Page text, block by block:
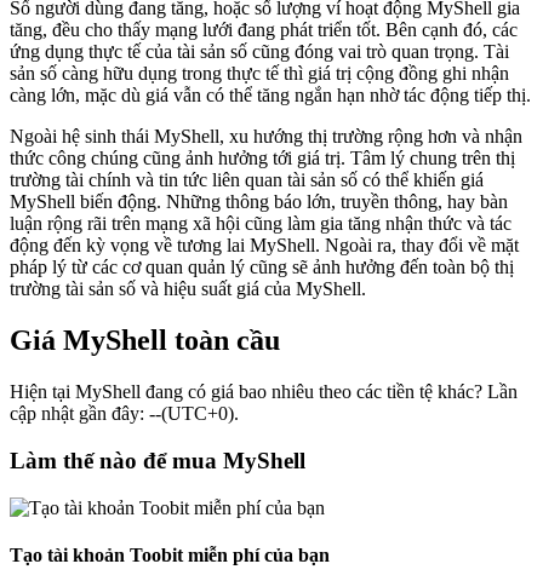
Số người dùng đang tăng, hoặc số lượng ví hoạt động MyShell gia
tăng, đều cho thấy mạng lưới đang phát triển tốt. Bên cạnh đó, các
ứng dụng thực tế của tài sản số cũng đóng vai trò quan trọng. Tài
sản số càng hữu dụng trong thực tế thì giá trị cộng đồng ghi nhận
càng lớn, mặc dù giá vẫn có thể tăng ngắn hạn nhờ tác động tiếp thị.
Ngoài hệ sinh thái MyShell, xu hướng thị trường rộng hơn và nhận
thức công chúng cũng ảnh hưởng tới giá trị. Tâm lý chung trên thị
trường tài chính và tin tức liên quan tài sản số có thể khiến giá
MyShell biến động. Những thông báo lớn, truyền thông, hay bàn
luận rộng rãi trên mạng xã hội cũng làm gia tăng nhận thức và tác
động đến kỳ vọng về tương lai MyShell. Ngoài ra, thay đổi về mặt
pháp lý từ các cơ quan quản lý cũng sẽ ảnh hưởng đến toàn bộ thị
trường tài sản số và hiệu suất giá của MyShell.
Giá MyShell toàn cầu
Hiện tại MyShell đang có giá bao nhiêu theo các tiền tệ khác? Lần
cập nhật gần đây: --(UTC+0).
Làm thế nào để mua MyShell
Tạo tài khoản Toobit miễn phí của bạn